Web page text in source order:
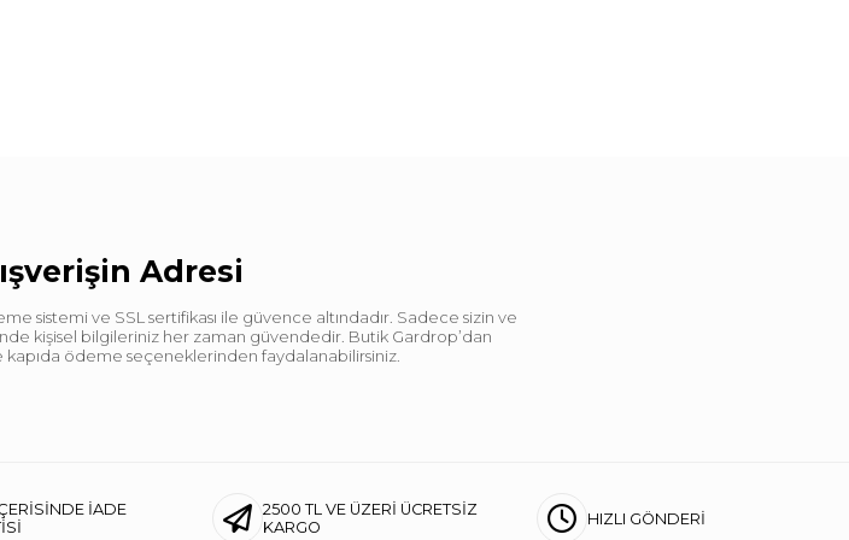
Adresi
sistemi ve SSL sertifikası ile güvence altındadır. Sadece sizin ve
kişisel bilgileriniz her zaman güvendedir. Butik Gardrop’dan
kapıda ödeme seçeneklerinden faydalanabilirsiniz.
İADE
2500 TL VE ÜZERİ ÜCRETSİZ
KARGO
HIZLI GÖNDERİ